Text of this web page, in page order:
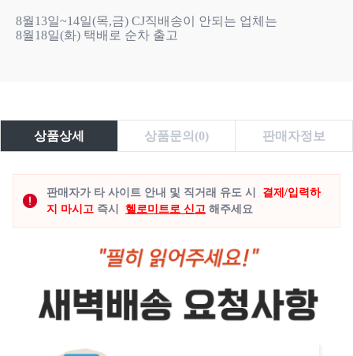
8월13일~14일(목,금) CJ직배송이 안되는 업체는
8월18일(화) 택배로 순차 출고
상품상세 상품문의(0) 판매자정보
판매자가 타 사이트 안내 및 직거래 유도 시
결제/입력하
지 마시고 즉시 헬로미트로 신고 해주세요